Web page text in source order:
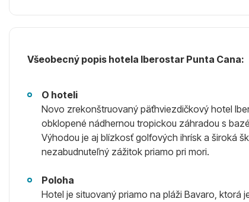
Všeobecný popis hotela Iberostar Punta Cana:
O hoteli
Novo zrekonštruovaný päťhviezdičkový hotel
obklopené nádhernou tropickou záhradou s
Výhodou je aj blízkosť golfových ihrísk a široká
nezabudnuteľný zážitok priamo pri mori.
Poloha
Hotel je situovaný priamo na pláži Bavaro, ktorá